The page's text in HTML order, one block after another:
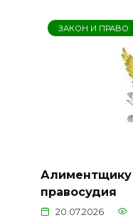
ЗАКОН И ПРАВО
Алиментщику
правосудия
20.07.2026